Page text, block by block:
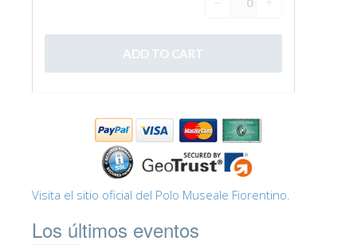
中文
DEUTSCH
ESPAÑOL
Visita el sitio oficial del Polo Museale Fiorentino.
Los últimos eventos